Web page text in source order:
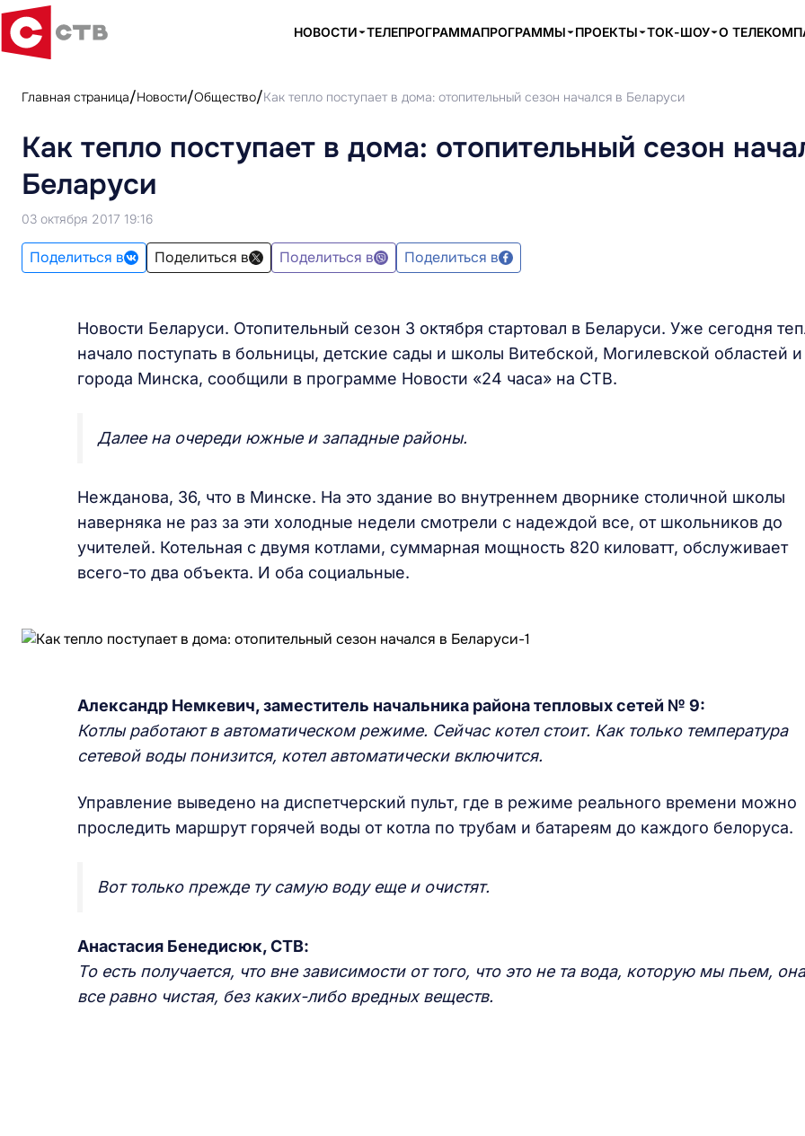
НОВОСТИ ТЕЛЕПРОГРАММАПРОГРАММЫ ПРОЕКТЫ ТОК-ШОУ О
Главная страница Новости Общество Как тепло поступает в дома: отопительный сезон начался в Беларуси
Как тепло поступает в дома: отопительный сезон
Беларуси
03 октября 2017 19:16
Поделиться в Поделиться в Поделиться в Поделиться в
Новости Беларуси. Отопительный сезон 3 октября стартовал в Беларуси. Уже сегодня
начало поступать в больницы, детские сады и школы Витебской, Могилевской областей и
города Минска, сообщили в программе Новости «24 часа» на СТВ.
Далее на очереди южные и западные районы.
Нежданова, 36, что в Минске. На это здание во внутреннем дворнике столичной школы
наверняка не раз за эти холодные недели смотрели с надеждой все, от школьников до
учителей. Котельная с двумя котлами, суммарная мощность 820 киловатт, обслуживает
всего-то два объекта. И оба социальные.
Александр Немкевич, заместитель начальника района тепловых сетей № 9:
Котлы работают в автоматическом режиме. Сейчас котел стоит. Как только температура
сетевой воды понизится, котел автоматически включится.
Управление выведено на диспетчерский пульт, где в режиме реального времени можно
проследить маршрут горячей воды от котла по трубам и батареям до каждого белоруса.
Вот только прежде ту самую воду еще и очистят.
Анастасия Бенедисюк, СТВ:
То есть получается, что вне зависимости от того, что это не та вода, которую мы пьем, она
все равно чистая, без каких-либо вредных веществ.